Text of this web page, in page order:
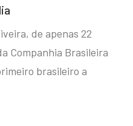
de apenas 22
Companhia Brasileira
brasileiro a